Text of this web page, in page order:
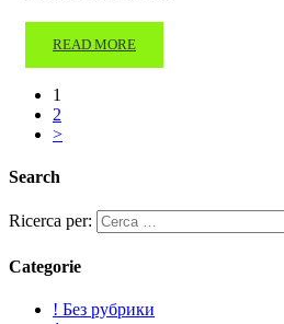
READ MORE
1
2
>
Search
Ricerca per:
Categorie
! Без рубрики